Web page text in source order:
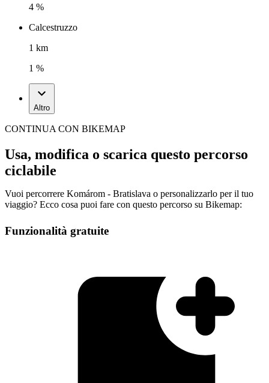
4 %
Calcestruzzo
1 km
1 %
Altro
CONTINUA CON BIKEMAP
Usa, modifica o scarica questo percorso
ciclabile
Vuoi percorrere Komárom - Bratislava o personalizzarlo per il tuo
viaggio? Ecco cosa puoi fare con questo percorso su Bikemap:
Funzionalità gratuite